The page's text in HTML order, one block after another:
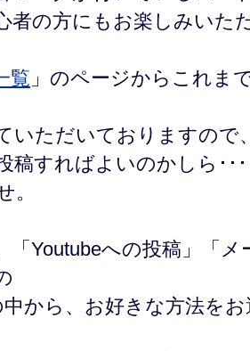
者の方にもお楽しみいた
覧 」のページからこれま
いただいておりますので
稿すればよいのかしら･･
。
「Youtubeへの投稿」「
から、お好きな方法を